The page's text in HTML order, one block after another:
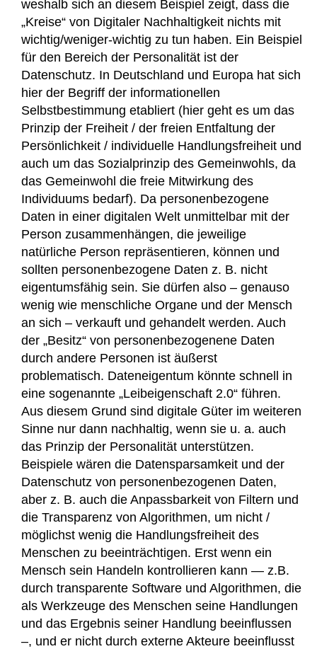
weshalb sich an diesem Beispiel zeigt, dass die
„Kreise“ von Digitaler Nachhaltigkeit nichts mit
wichtig/weniger-wichtig zu tun haben. Ein Beispiel
für den Bereich der Personalität ist der
Datenschutz. In Deutschland und Europa hat sich
hier der Begriff der informationellen
Selbstbestimmung etabliert (hier geht es um das
Prinzip der Freiheit / der freien Entfaltung der
Persönlichkeit / individuelle Handlungsfreiheit und
auch um das Sozialprinzip des Gemeinwohls, da
das Gemeinwohl die freie Mitwirkung des
Individuums bedarf). Da personenbezogene
Daten in einer digitalen Welt unmittelbar mit der
Person zusammenhängen, die jeweilige
natürliche Person repräsentieren, können und
sollten personenbezogene Daten z. B. nicht
eigentumsfähig sein. Sie dürfen also – genauso
wenig wie menschliche Organe und der Mensch
an sich – verkauft und gehandelt werden. Auch
der „Besitz“ von personenbezogenene Daten
durch andere Personen ist äußerst
problematisch. Dateneigentum könnte schnell in
eine sogenannte „Leibeigenschaft 2.0“ führen.
Aus diesem Grund sind digitale Güter im weiteren
Sinne nur dann nachhaltig, wenn sie u. a. auch
das Prinzip der Personalität unterstützen.
Beispiele wären die Datensparsamkeit und der
Datenschutz von personenbezogenen Daten,
aber z. B. auch die Anpassbarkeit von Filtern und
die Transparenz von Algorithmen, um nicht /
möglichst wenig die Handlungsfreiheit des
Menschen zu beeinträchtigen. Erst wenn ein
Mensch sein Handeln kontrollieren kann — z.B.
durch transparente Software und Algorithmen, die
als Werkzeuge des Menschen seine Handlungen
und das Ergebnis seiner Handlung beeinflussen
–, und er nicht durch externe Akteure beeinflusst